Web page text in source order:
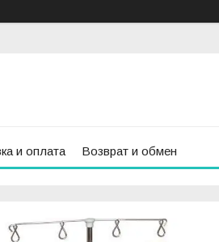
и оплата Возврат и обмен